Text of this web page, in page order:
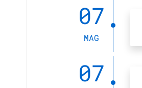
07
MAG
07